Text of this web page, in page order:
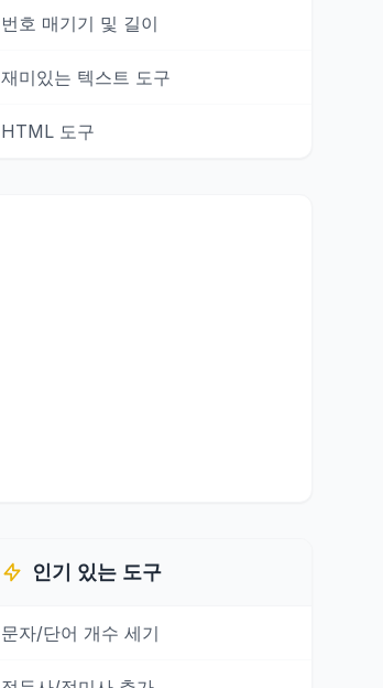
번호 매기기 및 길이
재미있는 텍스트 도구
HTML 도구
인기 있는 도구
문자/단어 개수 세기